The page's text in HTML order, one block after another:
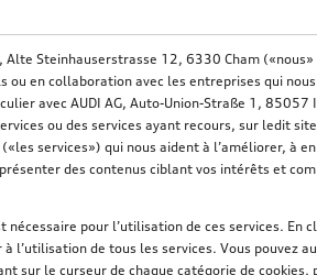
avec anneaux Audi, pour véhicules sans aile arrière fixe
Housse de véhicule
avec anneaux Audi
*340,00CHF
Alte Steinhauserstrasse 12, 6330 Cham
ou en collaboration avec les entreprises qui
avec AUDI AG, Auto-Union-Straße 1,
ou des services ayant recours, sur ledit
services») qui nous aident à l’améliorer, à
des contenus ciblant vos intérêts et
nécessaire pour l’utilisation de ces services. En
l’utilisation de tous les services. Vous pouvez
sur le curseur de chaque catégorie de cookies,